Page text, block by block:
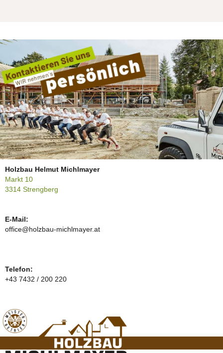
Holzbau Helmut Michlmayer
Markt 10
3314 Strengberg
E-Mail:
office@holzbau-michlmayer.at
Telefon:
+43 7432 / 200 220